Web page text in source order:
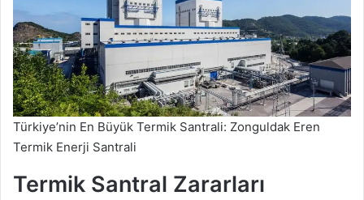
Türkiye’nin En Büyük Termik Santrali: Zonguldak Eren
Termik Enerji Santrali
Termik Santral Zararları